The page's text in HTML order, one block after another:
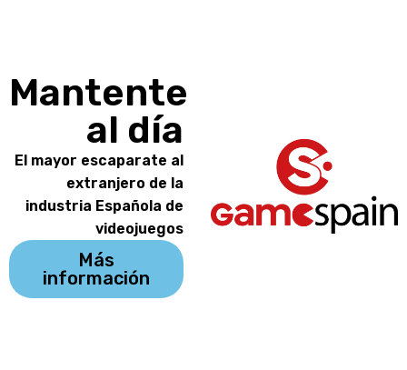
Mantente
al día
El mayor escaparate al
extranjero de la
industria Española de
videojuegos
Más
información